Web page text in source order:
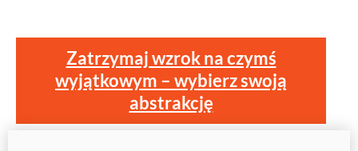
Zatrzymaj wzrok na czymś
wyjątkowym – wybierz swoją
abstrakcję